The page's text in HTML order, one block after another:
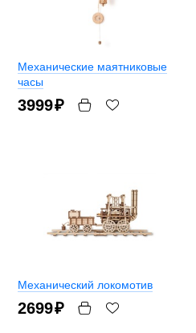
Механические маятниковые
часы
3999₽
Механический локомотив
2699₽